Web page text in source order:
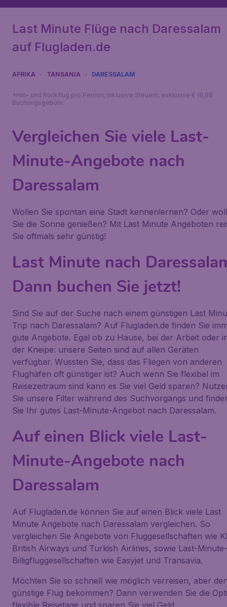
Last Minute Flüge nach Daressalam
auf Flugladen.de
AFRIKA TANSANIA DARESSALAM
*Hin- und Rückflug pro Person, inklusive Steuern, exklusive € 19,99
Buchungsgebühr.
Vergleichen Sie viele Last-
Minute-Angebote nach
Daressalam
Wollen Sie spontan eine Stadt kennenlernen? Oder
Sie die Sonne genießen? Mit Last Minute Angeboten
Sie oftmals sehr günstig!
Last Minute nach
Dann buchen Sie jetzt!
Sind Sie auf der Suche nach einem günstigen Last
Trip nach Daressalam? Auf Flugladen.de finden Sie
gute Angebote. Egal ob zu Hause, bei der Arbeit oder
der Kneipe: unsere Seiten sind auf allen Geräten
verfügbar. Wussten Sie, dass das Fliegen von anderen
Flughäfen oft günstiger ist? Auch wenn Sie flexibel im
Reisezeitraum sind kann es Sie viel Geld sparen?
Sie unsere Filter während des Suchvorgangs und
Sie Ihr gutes Last-Minute-Angebot nach Daressalam.
Auf einen Blick viele Last-
Minute-Angebote nach
Daressalam
Auf Flugladen.de können Sie auf einen Blick viele Last
Minute Angebote nach Daressalam vergleichen. So
vergleichen Sie Angebote von Fluggesellschaften wie
British Airways und Turkish Airlines, sowie Last-Minute-
Billigfluggesellschaften wie Easyjet und Transavia.
Möchten Sie so schnell wie möglich verreisen, aber
günstige Flug bekommen? Dann verwenden Sie die
flexible Reisetage und sparen Sie viel Geld.